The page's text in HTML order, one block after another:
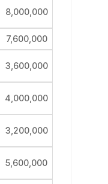
8,000,000
7,600,000
3,600,000
4,000,000
3,200,000
5,600,000